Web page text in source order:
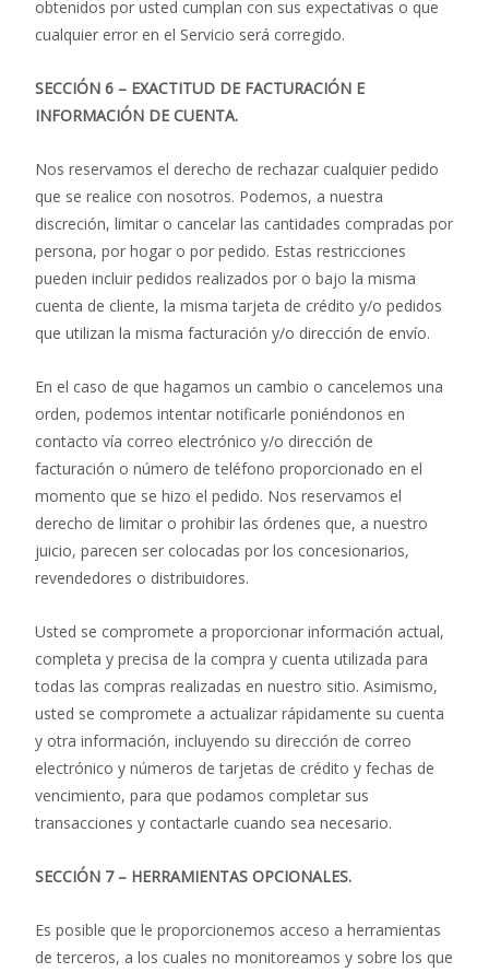
obtenidos por usted cumplan con sus expectativas o que
cualquier error en el Servicio será corregido.
SECCIÓN 6 – EXACTITUD DE FACTURACIÓN E
INFORMACIÓN DE CUENTA.
Nos reservamos el derecho de rechazar cualquier pedido
que se realice con nosotros. Podemos, a nuestra
discreción, limitar o cancelar las cantidades compradas por
persona, por hogar o por pedido. Estas restricciones
pueden incluir pedidos realizados por o bajo la misma
cuenta de cliente, la misma tarjeta de crédito y/o pedidos
que utilizan la misma facturación y/o dirección de envío.
En el caso de que hagamos un cambio o cancelemos una
orden, podemos intentar notificarle poniéndonos en
contacto vía correo electrónico y/o dirección de
facturación o número de teléfono proporcionado en el
momento que se hizo el pedido. Nos reservamos el
derecho de limitar o prohibir las órdenes que, a nuestro
juicio, parecen ser colocadas por los concesionarios,
revendedores o distribuidores.
Usted se compromete a proporcionar información actual,
completa y precisa de la compra y cuenta utilizada para
todas las compras realizadas en nuestro sitio. Asimismo,
usted se compromete a actualizar rápidamente su cuenta
y otra información, incluyendo su dirección de correo
electrónico y números de tarjetas de crédito y fechas de
vencimiento, para que podamos completar sus
transacciones y contactarle cuando sea necesario.
SECCIÓN 7 – HERRAMIENTAS OPCIONALES.
Es posible que le proporcionemos acceso a herramientas
de terceros, a los cuales no monitoreamos y sobre los que